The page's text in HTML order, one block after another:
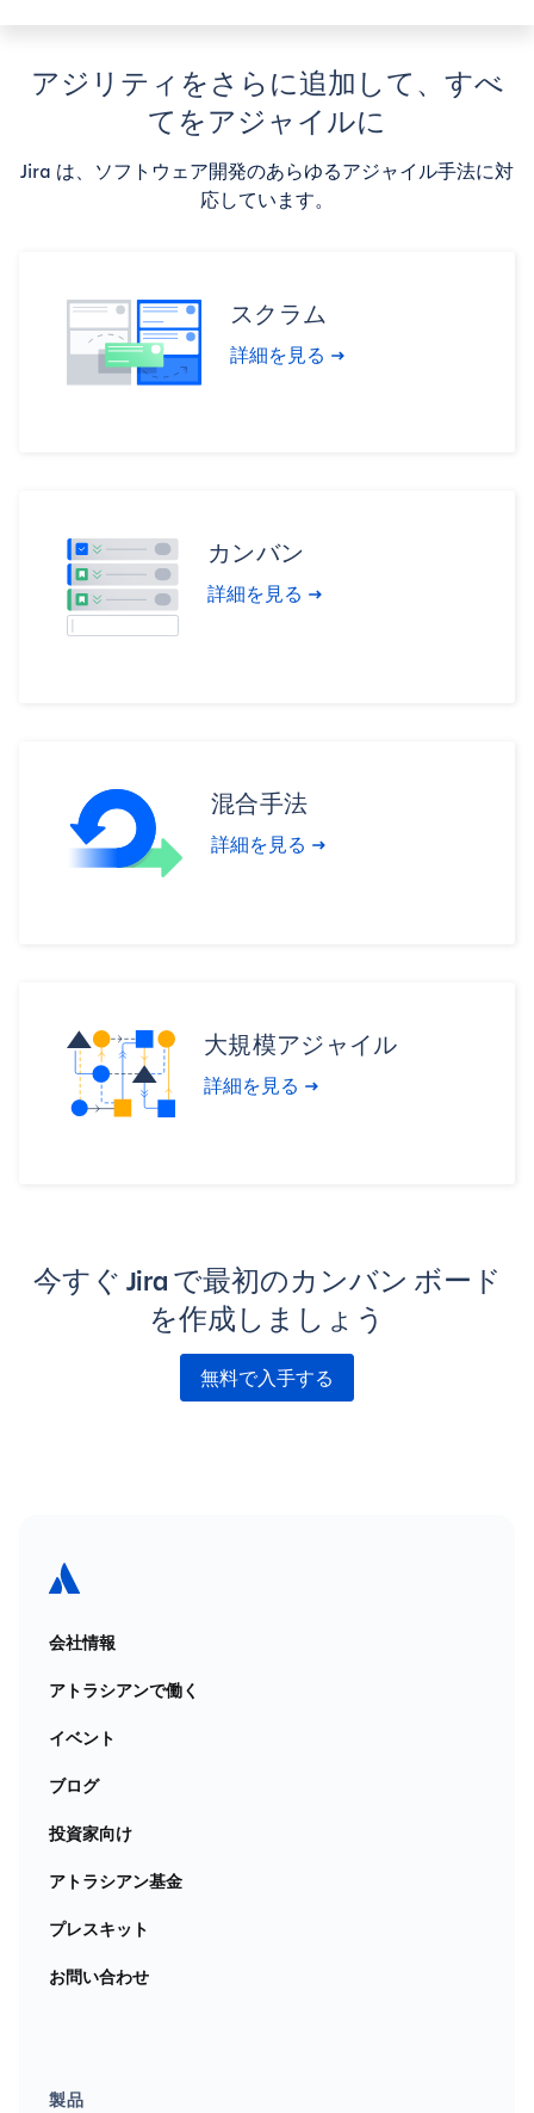
アジリティをさらに追加して、すべ
てをアジャイルに
Jira は、ソフトウェア開発のあらゆるアジャイル手法に対
応しています。
スクラム
詳細を見る
カンバン
詳細を見る
混合手法
詳細を見る
大規模アジャイル
詳細を見る
今すぐ Jira で最初のカンバン ボード
を作成しましょう
無料で入手する
会社情報
アトラシアンで働く
イベント
ブログ
投資家向け
アトラシアン基金
プレスキット
お問い合わせ
製品